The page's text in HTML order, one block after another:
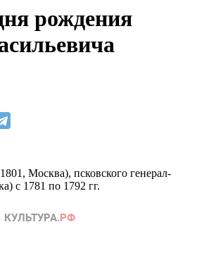
рождения
Москва), псковского генерал-
с 1781 по 1792 гг.